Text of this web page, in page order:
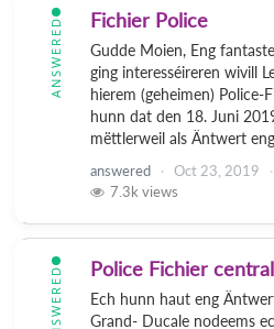
ANSWERED Fichier Police
Gudde Moien, Eng
ging interesséireren wivill
hierem (geheimen) Police-
hunn dat den 18. Juni
mëttlerweil als Äntwert
answered Oct 23, 2019
7.3k views
ANSWERED Police Fichier central
Ech hunn haut eng
Grand- Ducale nodeems